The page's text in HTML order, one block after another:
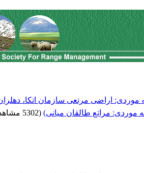
اراضی مرتعی سازمان اتکا،
(5302 مشاهده)